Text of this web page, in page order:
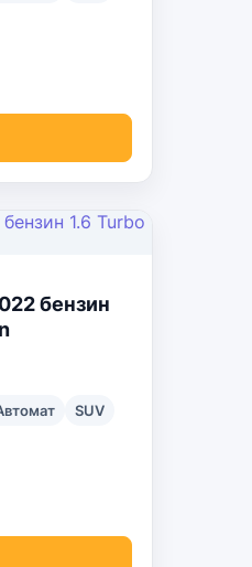
бензин
SUV